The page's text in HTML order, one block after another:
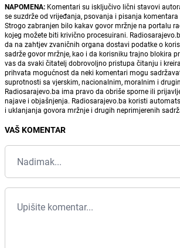
NAPOMENA: Komentari su isključivo lični stavovi
se suzdrže od vrijeđanja, psovanja i pisanja
Strogo zabranjen bilo kakav govor mržnje na portalu
kojeg možete biti krivično procesuirani.
da na zahtjev zvaničnih organa dostavi podatke o
sadrže govor mržnje, kao i da korisniku trajno blokira
vas da svaki čitatelj dobrovoljno pristupa čitanju i
prihvata mogućnost da neki komentari mogu
suprotnosti sa vjerskim, nacionalnim, moralnim i
Radiosarajevo.ba ima pravo da obriše sporne ili
najave i objašnjenja. Radiosarajevo.ba koristi
i uklanjanja govora mržnje i drugih neprimjerenih
VAŠ KOMENTAR